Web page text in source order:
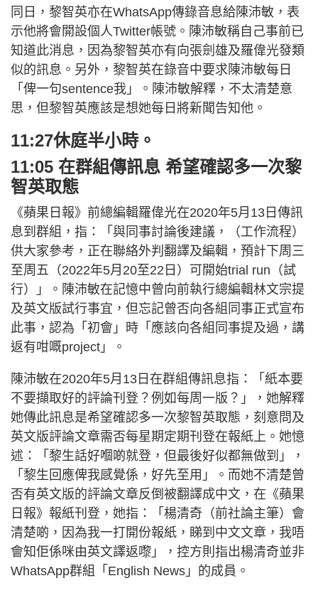
同日，黎智英亦在WhatsApp傳錄音息給陳沛敏，表
示他將會開設個人Twitter帳號。陳沛敏稱自己事前已
知道此消息，因為黎智英亦有向張劍雄及羅偉光發類
似的訊息。另外，黎智英在錄音中要求陳沛敏每日
「俾一句sentence我」。陳沛敏解釋，不太清楚意
思，但黎智英應該是想她每日將新聞告知他。
11:27休庭半小時。
11:05 在群組傳訊息 希望確認多一次黎
智英取態
《蘋果日報》前總編輯羅偉光在2020年5月13日傳訊
息到群組，指：「與同事討論後建議，（工作流程）
供大家參考，正在聯絡外判翻譯及編輯，預計下周三
至周五（2022年5月20至22日）可開始trial run（試
行）」。陳沛敏在記憶中曾向前執行總編輯林文宗提
及英文版試行事宜，但忘記曾否向各組同事正式宣布
此事，認為「初會」時「應該向各組同事提及過，講
返有咁嘅project」。
陳沛敏在2020年5月13日在群組傳訊息指：「紙本要
不要擷取好的評論刊登？例如每周一版？」，她解釋
她傳此訊息是希望確認多一次黎智英取態，刻意問及
英文版評論文章需否每星期定期刊登在報紙上。她憶
述：「黎生話好嗰啲就登，但最後好似都無做到」，
「黎生回應俾我感覺係，好先至用」。而她不清楚曾
否有英文版的評論文章反倒被翻譯成中文，在《蘋果
日報》報紙刊登，她指：「楊清奇（前社論主筆）會
清楚啲，因為我一打開份報紙，睇到中文文章，我唔
會知佢係咪由英文譯返嚟」，控方則指出楊清奇並非
WhatsApp群組「English News」的成員。